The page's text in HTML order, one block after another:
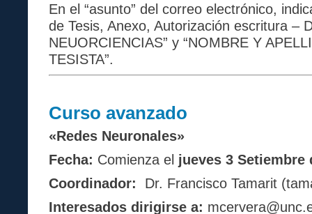
En el “asunto” del correo electrónico,
de Tesis, Anexo, Autorización escritura –
NEUORCIENCIAS” y “NOMBRE Y
TESISTA”.
Curso avanzado
«Redes Neuronales»
Fecha: Comienza el jueves 3 Setiembre
Coordinador:
Dr. Francisco Tamarit
Interesados dirigirse a: